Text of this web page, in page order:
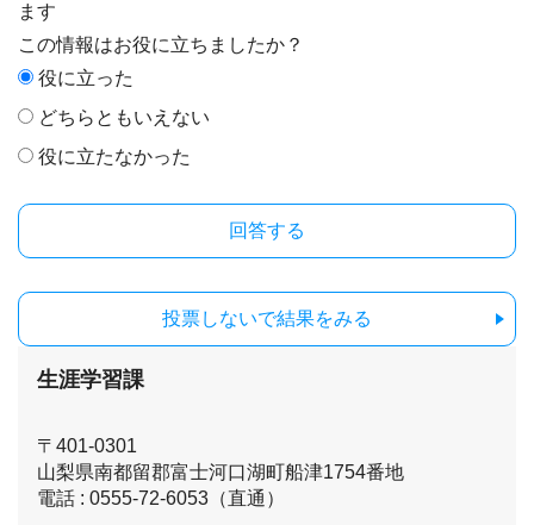
ます
この情報はお役に立ちましたか？
役に立った
どちらともいえない
役に立たなかった
投票しないで結果をみる
生涯学習課
〒401-0301
山梨県南都留郡富士河口湖町船津1754番地
電話 : 0555-72-6053（直通）